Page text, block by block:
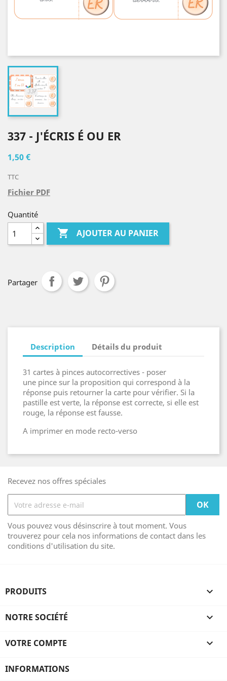
337 - J'ÉCRIS É OU ER
1,50 €
TTC
Fichier PDF
Quantité
 AJOUTER AU PANIER
Partager
Description Détails du produit
31 cartes à pinces autocorrectives - poser
une pince sur la proposition qui correspond à la
réponse puis retourner la carte pour vérifier. Si la
pastille est verte, la réponse est correcte, si elle est
rouge, la réponse est fausse.
A imprimer en mode recto-verso
Recevez nos offres spéciales
Vous pouvez vous désinscrire à tout moment. Vous
trouverez pour cela nos informations de contact dans les
conditions d'utilisation du site.
PRODUITS 
NOTRE SOCIÉTÉ 
VOTRE COMPTE 
INFORMATIONS